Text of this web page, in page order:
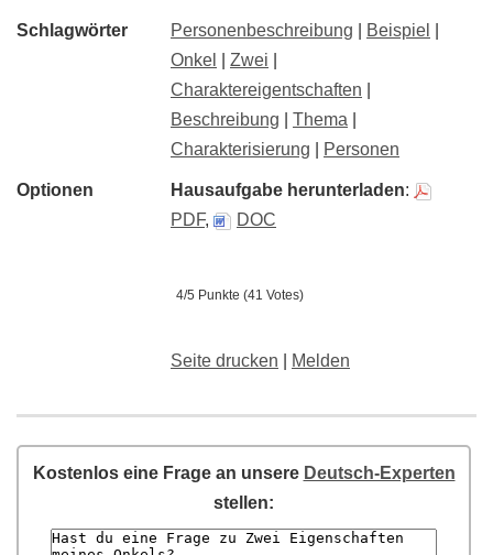
Schlagwörter Personenbeschreibung Beispiel
Onkel
Zwei
Charaktereigentschaften
Beschreibung
Thema
Charakterisierung
Personen
Optionen Hausaufgabe herunterladen:
PDF, DOC
4/5 Punkte (41 Votes)
Seite drucken Melden
Kostenlos eine Frage an unsere Deutsch-Experten
stellen: